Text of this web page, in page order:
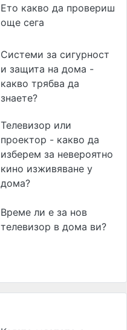
Ето какво да провериш
още сега
Системи за сигурност
и защита на дома -
какво трябва да
знаете?
Телевизор или
проектор - какво да
изберем за невероятно
кино изживяване у
дома?
Време ли е за нов
телевизор в дома ви?